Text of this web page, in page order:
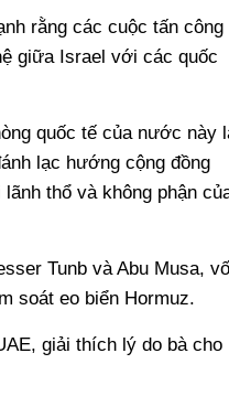
rằng các cuộc tấn công
giữa Israel với các quốc
quốc tế của nước này
lạc hướng cộng đồng
thổ và không phận
Tunb và Abu Musa,
soát eo biển Hormuz.
giải thích lý do bà cho